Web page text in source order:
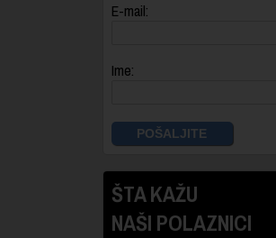
E-mail:
Ime:
ŠTA KAŽU
NAŠI POLAZNICI